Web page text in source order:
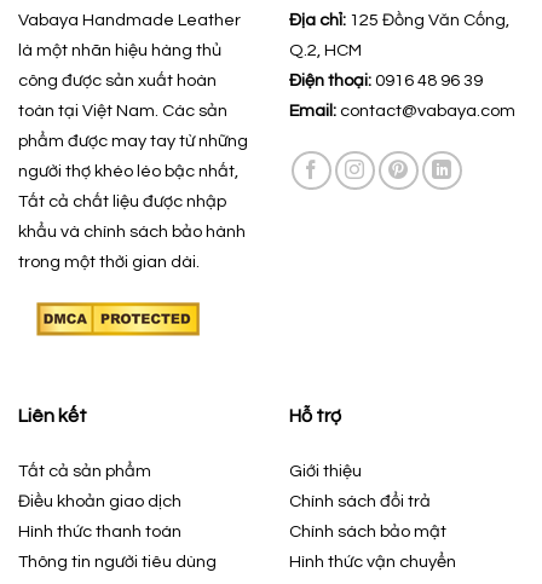
Vabaya Handmade Leather
là một nhãn hiệu hàng thủ
công được sản xuất hoàn
toàn tại Việt Nam. Các sản
phẩm được may tay từ những
người thợ khéo léo bậc nhất,
Tất cả chất liệu được nhập
khẩu và chính sách bảo hành
trong một thời gian dài.
Địa chỉ: 125 Đồng Văn Cống,
Q.2, HCM
Điện thoại: 0916 48 96 39
Email: contact@vabaya.com
Liên kết
Tất cả sản phẩm
Điều khoản giao dịch
Hình thức thanh toán
Thông tin người tiêu dùng
Hỗ trợ
Giới thiệu
Chính sách đổi trả
Chính sách bảo mật
Hình thức vận chuyển